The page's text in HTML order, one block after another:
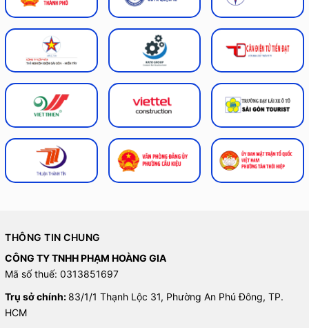
THÔNG TIN CHUNG
CÔNG TY TNHH PHẠM HOÀNG GIA
Mã số thuế: 0313851697
Trụ sở chính: 83/1/1 Thạnh Lộc 31, Phường An Phú Đông, TP.
HCM